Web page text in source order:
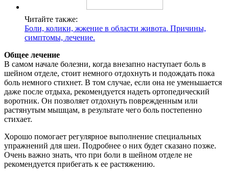
Читайте также:
Боли, колики, жжение в области живота. Причины,
симптомы, лечение.
Общее лечение
В самом начале болезни, когда внезапно наступает боль в
шейном отделе, стоит немного отдохнуть и подождать пока
боль немного стихнет. В том случае, если она не уменьшается
даже после отдыха, рекомендуется надеть ортопедический
воротник. Он позволяет отдохнуть поврежденным или
растянутым мышцам, в результате чего боль постепенно
стихает.
Хорошо помогает регулярное выполнение специальных
упражнений для шеи. Подробнее о них будет сказано позже.
Очень важно знать, что при боли в шейном отделе не
рекомендуется прибегать к ее растяжению.